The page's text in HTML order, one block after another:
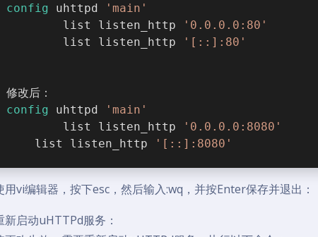
config uhttpd
'main'
        list listen_http
'0.0.0.0:80'
        list listen_http
'[::]:80'
修改后：
config uhttpd
'main'
        list listen_http
'0.0.0.0:8080'
	list listen_http
'[::]:8080'
用vi编辑器，按下esc，然后输入:wq，并按Enter保存并退出：
新启动uHTTPd服务：